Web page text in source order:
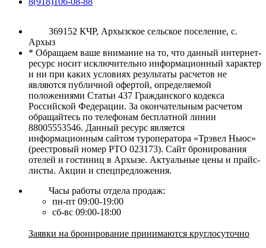
369152 КЧР, Архызское сельское поселение, с.
Архыз
* Обращаем ваше внимание на то, что данный интернет-
ресурс носит исключительно информационный характер
и ни при каких условиях результаты расчетов не
являются публичной офертой, определяемой
положениями Статьи 437 Гражданского кодекса
Российской Федерации. За окончательным расчетом
обращайтесь по телефонам бесплатной линии
88005553546. Данный ресурс является
информационным сайтом туроператора «Трэвел Ньюс»
(реестровый номер РТО 023173). Сайт бронирования
отелей и гостиниц в Архызе. Актуальные цены и прайс-
листы. Акции и спецпредложения.
Часы работы отдела продаж:
пн-пт 09:00-19:00
сб-вс 09:00-18:00
Заявки на бронирование принимаются круглосуточно